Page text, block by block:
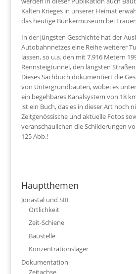
Kalten Krieges in unserer Heimat
das heutige Bunkermuseum bei
In der jüngsten Geschichte hat der
Autobahnnetzes eine Reihe weiterer
lassen, so u.a. den mit 7.916 Metern
Rennsteigtunnel, den längsten
Dieses Sachbuch dokumentiert die
von Untergrundbauten, wobei es
ein begehbares Kanalsystem von 18
ist ein Buch, das es in dieser Art noch
Zeitgenössische und aktuelle Fotos
veranschaulichen die Schilderungen
125 Abb.!
Hauptthemen
Jonastal und SIII
Örtlichkeit
Zeit-Schiene
Baustelle
Konzentrationslager
Dokumentation
Zeitachse